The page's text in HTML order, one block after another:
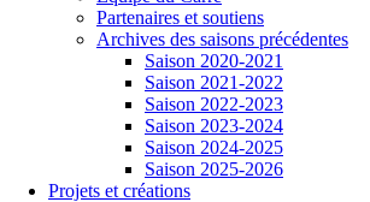
Partenaires et soutiens
Archives des saisons précédentes
Saison 2020-2021
Saison 2021-2022
Saison 2022-2023
Saison 2023-2024
Saison 2024-2025
Saison 2025-2026
Projets et créations